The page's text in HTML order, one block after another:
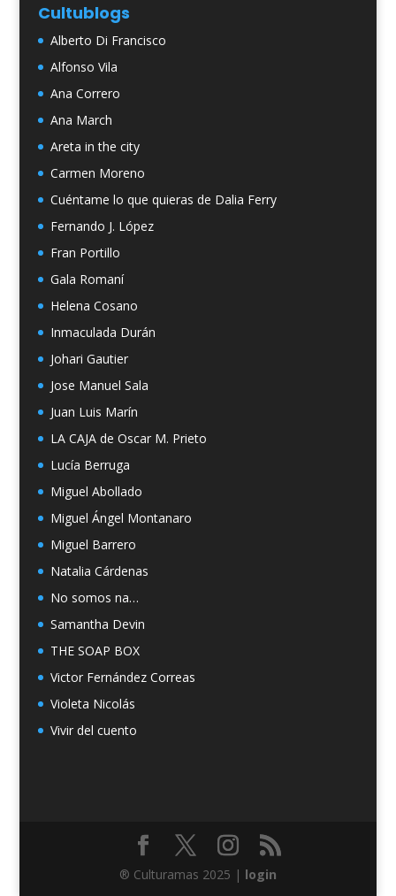
Cultublogs
Alberto Di Francisco
Alfonso Vila
Ana Correro
Ana March
Areta in the city
Carmen Moreno
Cuéntame lo que quieras de Dalia Ferry
Fernando J. López
Fran Portillo
Gala Romaní
Helena Cosano
Inmaculada Durán
Johari Gautier
Jose Manuel Sala
Juan Luis Marín
LA CAJA de Oscar M. Prieto
Lucía Berruga
Miguel Abollado
Miguel Ángel Montanaro
Miguel Barrero
Natalia Cárdenas
No somos na…
Samantha Devin
THE SOAP BOX
Victor Fernández Correas
Violeta Nicolás
Vivir del cuento
® Culturamas 2025 | login